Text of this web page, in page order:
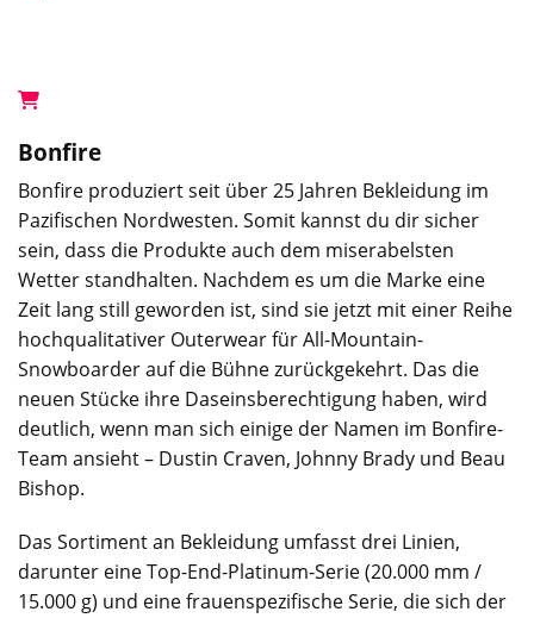
Bonfire
Bonfire produziert seit über 25 Jahren Bekleidung im
Pazifischen Nordwesten. Somit kannst du dir sicher
sein, dass die Produkte auch dem miserabelsten
Wetter standhalten. Nachdem es um die Marke eine
Zeit lang still geworden ist, sind sie jetzt mit einer Reihe
hochqualitativer Outerwear für All-Mountain-
Snowboarder auf die Bühne zurückgekehrt. Das die
neuen Stücke ihre Daseinsberechtigung haben, wird
deutlich, wenn man sich einige der Namen im Bonfire-
Team ansieht – Dustin Craven, Johnny Brady und Beau
Bishop.
Das Sortiment an Bekleidung umfasst drei Linien,
darunter eine Top-End-Platinum-Serie (20.000 mm /
15.000 g) und eine frauenspezifische Serie, die sich der